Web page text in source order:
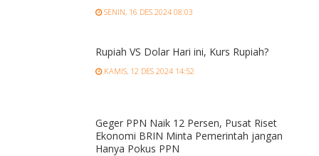
SENIN, 16 DES 2024 08:03
Rupiah VS Dolar Hari ini, Kurs Rupiah?
KAMIS, 12 DES 2024 14:52
Geger PPN Naik 12 Persen, Pusat Riset
Ekonomi BRIN Minta Pemerintah jangan
Hanya Pokus PPN